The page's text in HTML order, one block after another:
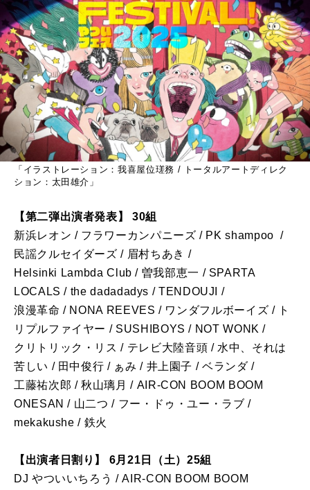
「イラストレーション：我喜屋位瑳務 / トータルアートディレク
ション：太田雄介」
【第二弾出演者発表】 30組
新浜レオン / フラワーカンパニーズ / PK shampoo /
民謡クルセイダーズ / 眉村ちあき /
Helsinki Lambda Club / 曽我部恵一 / SPARTA
LOCALS / the dadadadys / TENDOUJI /
浪漫革命 / NONA REEVES / ワンダフルボーイズ / ト
リプルファイヤー / SUSHIBOYS / NOT WONK /
クリトリック・リス / テレビ大陸音頭 / 水中、それは
苦しい / 田中俊行 / ぁみ / 井上園子 / ベランダ /
工藤祐次郎 / 秋山璃月 / AIR-CON BOOM BOOM
ONESAN / 山二つ / フー・ドゥ・ユー・ラブ /
mekakushe / 鉄火
【出演者日割り】 6月21日（土）25組
DJ やついいちろう / AIR-CON BOOM BOOM